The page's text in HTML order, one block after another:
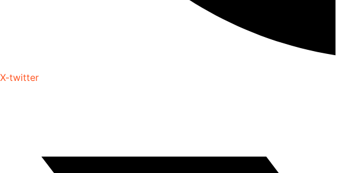
X-twitter